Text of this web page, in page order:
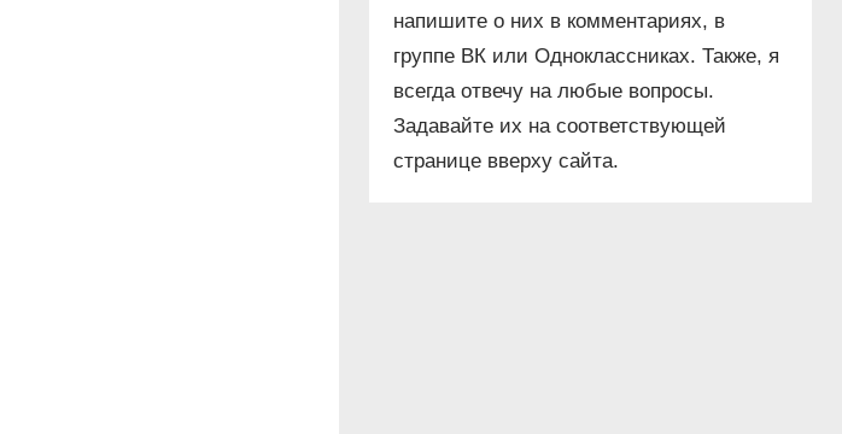
напишите о них в комментариях, в
группе ВК или Одноклассниках. Также, я
всегда отвечу на любые вопросы.
Задавайте их на соответствующей
странице вверху сайта.